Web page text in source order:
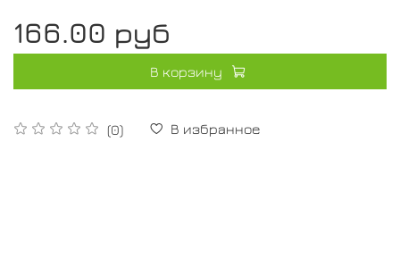
(0) В избранное
166.00 руб
В корзину